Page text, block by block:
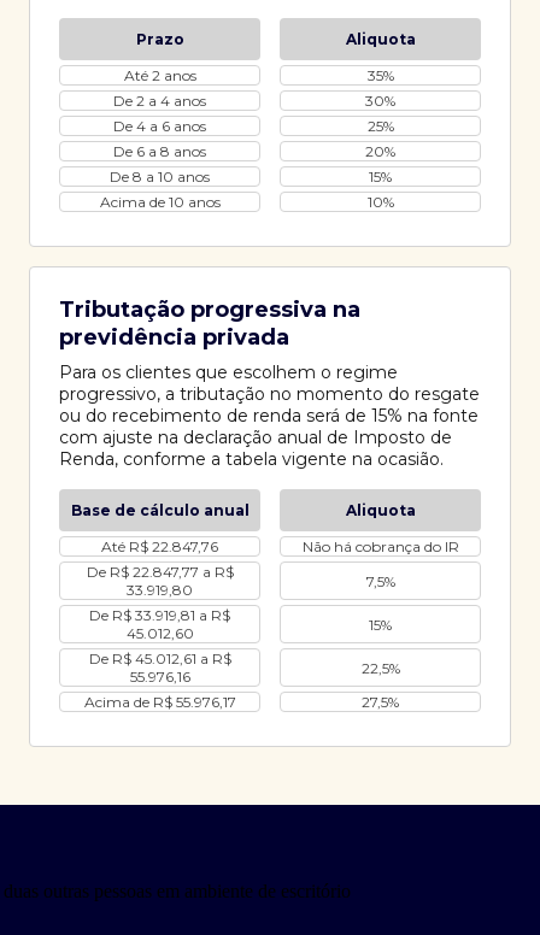
Prazo
Aliquota
Até 2 anos
35%
De 2 a 4 anos
30%
De 4 a 6 anos
25%
De 6 a 8 anos
20%
De 8 a 10 anos
15%
Acima de 10 anos
10%
Tributação progressiva na
previdência privada
Para os clientes que escolhem o regime
progressivo, a tributação no momento do resgate
ou do recebimento de renda será de 15% na fonte
com ajuste na declaração anual de Imposto de
Renda, conforme a tabela vigente na ocasião.
Base de cálculo anual
Aliquota
Até R$ 22.847,76
Não há cobrança do IR
De R$ 22.847,77 a R$
33.919,80
7,5%
De R$ 33.919,81 a R$
45.012,60
15%
De R$ 45.012,61 a R$
55.976,16
22,5%
Acima de R$ 55.976,17
27,5%